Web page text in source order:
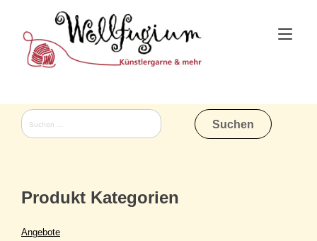
content
Suchen
nach:
Produkt Kategorien
Angebote